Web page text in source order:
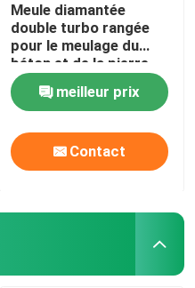
Meule diamantée
double turbo rangée
pour le meulage du
béton et de la pierre
meilleur prix
Contact